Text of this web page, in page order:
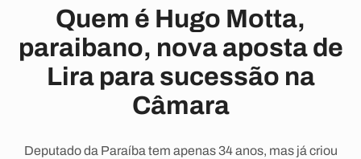
Quem é Hugo Motta,
paraibano, nova aposta de
Lira para sucessão na
Câmara
Deputado da Paraíba tem apenas 34 anos, mas já criou